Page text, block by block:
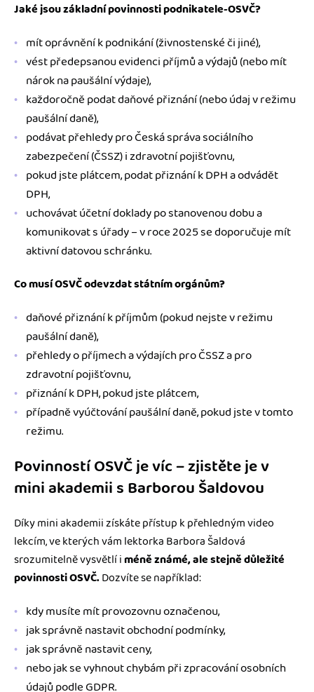
Jaké jsou základní povinnosti podnikatele-OSVČ?
mít oprávnění k podnikání (živnostenské či jiné),
vést předepsanou evidenci příjmů a výdajů (nebo mít
nárok na paušální výdaje),
každoročně podat daňové přiznání (nebo údaj v režimu
paušální daně),
podávat přehledy pro Česká správa sociálního
zabezpečení (ČSSZ) i zdravotní pojišťovnu,
pokud jste plátcem, podat přiznání k DPH a odvádět
DPH,
uchovávat účetní doklady po stanovenou dobu a
komunikovat s úřady – v roce 2025 se doporučuje mít
aktivní datovou schránku.
Co musí OSVČ odevzdat státním orgánům?
daňové přiznání k příjmům (pokud nejste v režimu
paušální daně),
přehledy o příjmech a výdajích pro ČSSZ a pro
zdravotní pojišťovnu,
přiznání k DPH, pokud jste plátcem,
případně vyúčtování paušální daně, pokud jste v tomto
režimu.
Povinností OSVČ je víc – zjistěte je v
mini akademii s Barborou Šaldovou
Díky mini akademii získáte přístup k přehledným video
lekcím, ve kterých vám lektorka Barbora Šaldová
srozumitelně vysvětlí iméně známé, ale stejně důležité
povinnosti OSVČ.Dozvíte se například:
kdy musíte mít provozovnu označenou,
jak správně nastavit obchodní podmínky,
jak správně nastavit ceny,
nebo jak se vyhnout chybám při zpracování osobních
údajů podle GDPR.